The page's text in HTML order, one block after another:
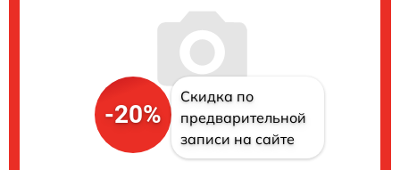
-20%
Скидка по
предварительной
записи на сайте